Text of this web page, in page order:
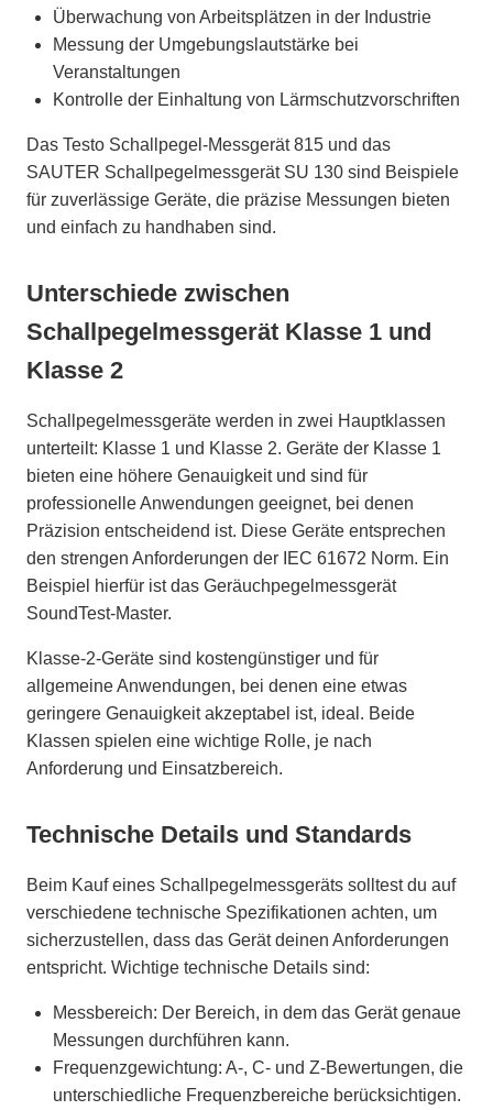
Überwachung von Arbeitsplätzen in der Industrie
Messung der Umgebungslautstärke bei
Veranstaltungen
Kontrolle der Einhaltung von Lärmschutzvorschriften
Das Testo Schallpegel-Messgerät 815 und das
SAUTER Schallpegelmessgerät SU 130 sind Beispiele
für zuverlässige Geräte, die präzise Messungen bieten
und einfach zu handhaben sind.
Unterschiede zwischen
Schallpegelmessgerät Klasse 1 und
Klasse 2
Schallpegelmessgeräte werden in zwei Hauptklassen
unterteilt: Klasse 1 und Klasse 2. Geräte der Klasse 1
bieten eine höhere Genauigkeit und sind für
professionelle Anwendungen geeignet, bei denen
Präzision entscheidend ist. Diese Geräte entsprechen
den strengen Anforderungen der IEC 61672 Norm. Ein
Beispiel hierfür ist das Geräuchpegelmessgerät
SoundTest-Master.
Klasse-2-Geräte sind kostengünstiger und für
allgemeine Anwendungen, bei denen eine etwas
geringere Genauigkeit akzeptabel ist, ideal. Beide
Klassen spielen eine wichtige Rolle, je nach
Anforderung und Einsatzbereich.
Technische Details und Standards
Beim Kauf eines Schallpegelmessgeräts solltest du auf
verschiedene technische Spezifikationen achten, um
sicherzustellen, dass das Gerät deinen Anforderungen
entspricht. Wichtige technische Details sind:
Messbereich: Der Bereich, in dem das Gerät genaue
Messungen durchführen kann.
Frequenzgewichtung: A-, C- und Z-Bewertungen, die
unterschiedliche Frequenzbereiche berücksichtigen.